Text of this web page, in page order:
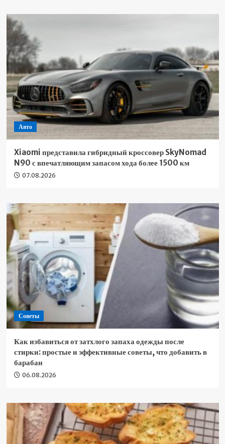
Авто
Xiaomi представила гибридный кроссовер SkyNomad
N90 с впечатляющим запасом хода более 1500 км
07.08.2026
Советы
Как избавиться от затхлого запаха одежды после
стирки: простые и эффективные советы, что добавить в
барабан
06.08.2026